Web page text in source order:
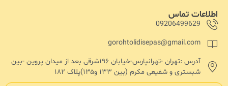
اطلاعات تماس
09206499629
gorohtolidisepas@gmail.com
آدرس :تهران -تهرانپارس-خیابان ۱۹۶شرقی بعد از میدان پروین -بین
شبستری و شفیعی مکرم (بین ۱۳۳ و۱۳۵)پلاک ۱۸۲